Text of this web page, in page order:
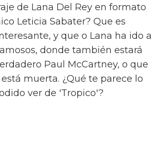
de Lana Del Rey en formato
Leticia Sabater? Que es
y que o Lana ha ido a
donde también estará
Paul McCartney, o que
muerta. ¿Qué te parece lo
ver de 'Tropico'?